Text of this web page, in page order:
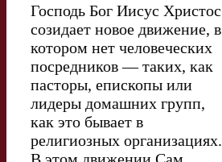
Господь Бог Иисус Христос
созидает новое движение, в
котором нет человеческих
посредников — таких, как
пасторы, епископы или
лидеры домашних групп,
как это бывает в
религиозных организациях.